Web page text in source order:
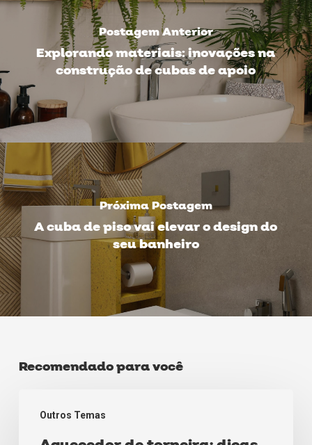
Postagem Anterior
Explorando materiais: inovações na
construção de cubas de apoio
Próxima Postagem
A cuba de piso vai elevar o design do
seu banheiro
Recomendado para você
Outros Temas